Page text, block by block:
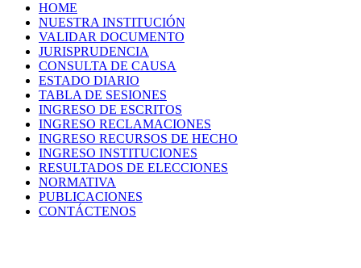
HOME
NUESTRA INSTITUCIÓN
VALIDAR DOCUMENTO
JURISPRUDENCIA
CONSULTA DE CAUSA
ESTADO DIARIO
TABLA DE SESIONES
INGRESO DE ESCRITOS
INGRESO RECLAMACIONES
INGRESO RECURSOS DE HECHO
INGRESO INSTITUCIONES
RESULTADOS DE ELECCIONES
NORMATIVA
PUBLICACIONES
CONTÁCTENOS